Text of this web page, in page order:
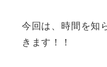
今回は、時間を知
きます！！